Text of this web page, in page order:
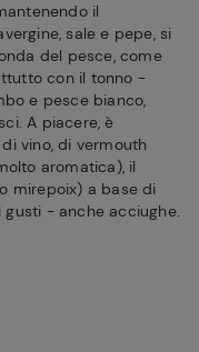
il
sale e pepe, si
del pesce, come
con il tonno -
e pesce bianco,
A piacere, è
vino, di vermouth
aromatica), il
mirepoix) a base di
- anche acciughe.